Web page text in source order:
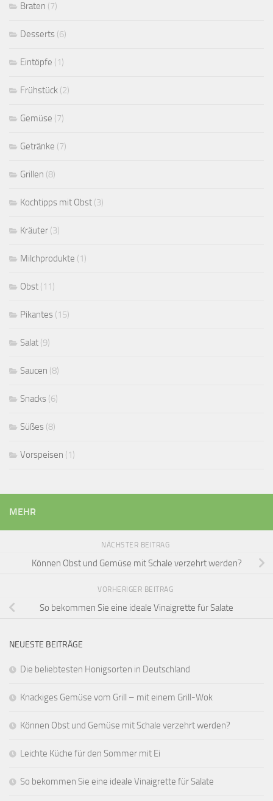
Braten (7)
Desserts (6)
Eintöpfe (1)
Frühstück (2)
Gemüse (7)
Getränke (7)
Grillen (8)
Kochtipps mit Obst (3)
Kräuter (3)
Milchprodukte (1)
Obst (11)
Pikantes (15)
Salat (9)
Saucen (8)
Snacks (6)
Süßes (8)
Vorspeisen (1)
MEHR
NÄCHSTER BEITRAG
Können Obst und Gemüse mit Schale verzehrt werden?
VORHERIGER BEITRAG
So bekommen Sie eine ideale Vinaigrette für Salate
NEUESTE BEITRÄGE
Die beliebtesten Honigsorten in Deutschland
Knackiges Gemüse vom Grill – mit einem Grill-Wok
Können Obst und Gemüse mit Schale verzehrt werden?
Leichte Küche für den Sommer mit Ei
So bekommen Sie eine ideale Vinaigrette für Salate